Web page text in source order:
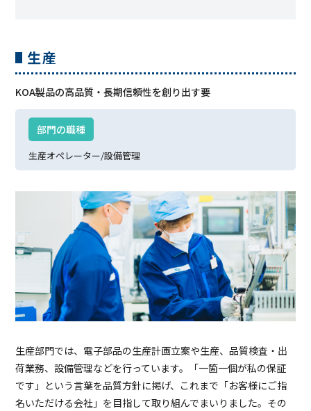
⽣産
KOA製品の高品質・長期信頼性を創り出す要
部⾨の職種
⽣産オペレーター/設備管理
生産部門では、電子部品の生産計画立案や生産、品質検査・出
荷業務、設備管理などを行っています。「一箇一個が私の保証
です」という言葉を品質方針に掲げ、これまで「お客様にご指
名いただける会社」を目指して取り組んでまいりました。その